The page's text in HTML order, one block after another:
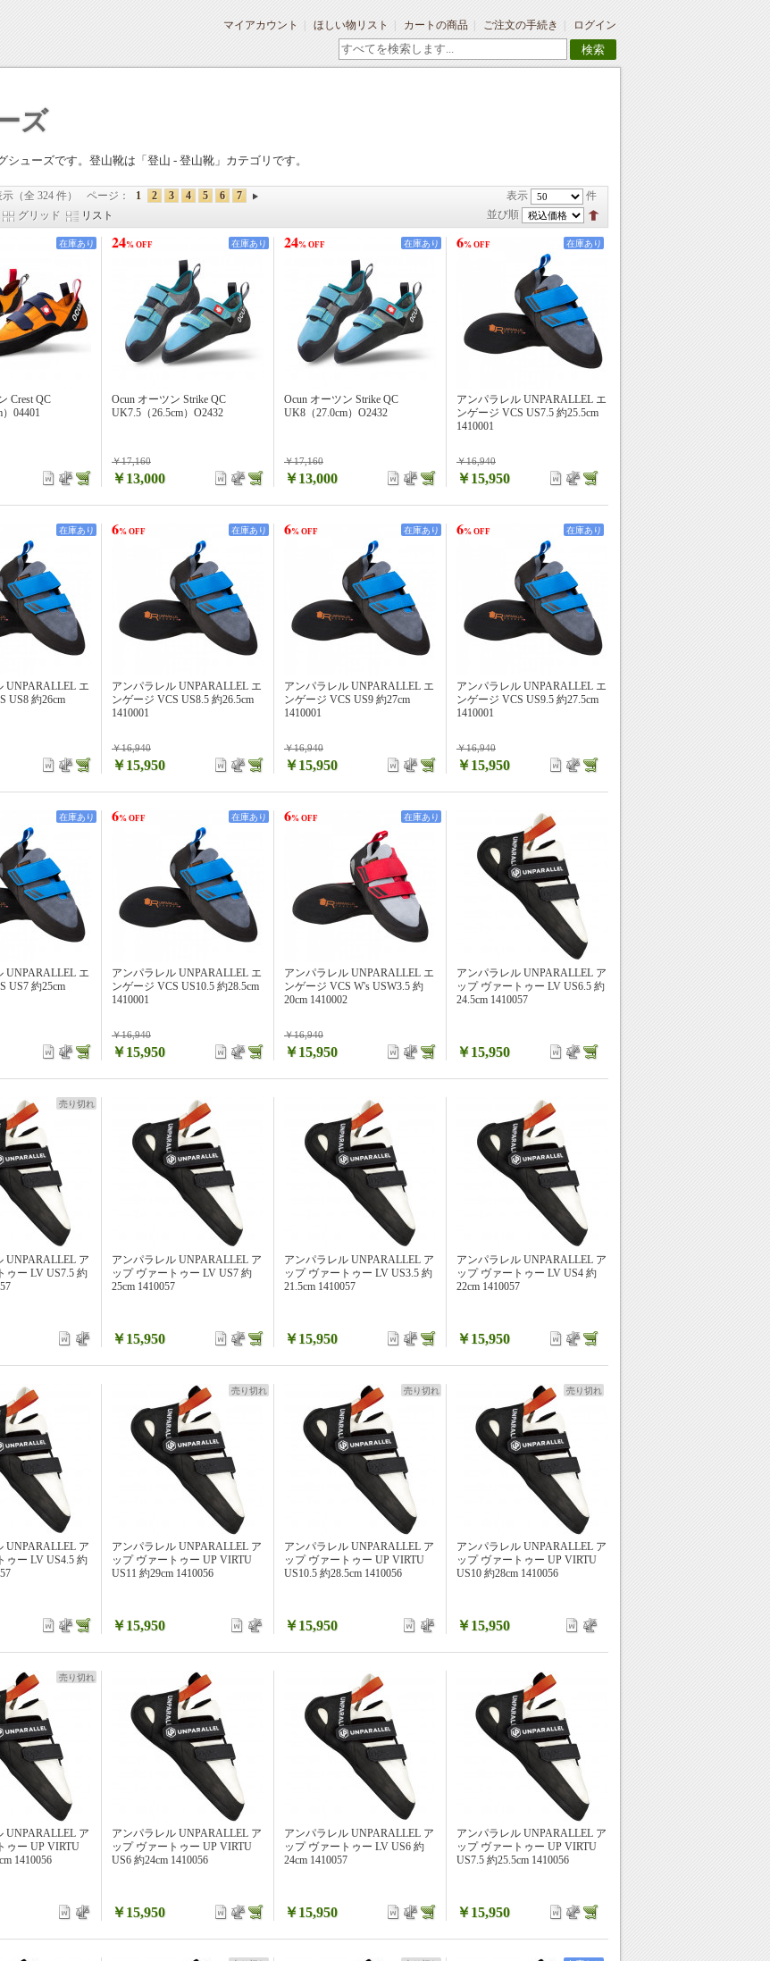
マイアカウント ほしい物リスト カートの商品 ご注文の手続き ログイン
検索
ズ
シューズです。登山靴は「登山 - 登山靴」カテゴリです。
（全 324 件） 表示 件
ページ： 1 2 3 4 5 6
7
グリッド リスト 並び順
Crest QC
04401
在庫あり
Ocun オーツン Strike QC
UK7.5（26.5cm）O2432
￥17,160
24% OFF
￥13,000
在庫あり
Ocun オーツン Strike QC
UK8（27.0cm）O2432
￥17,160
24% OFF
￥13,000
在庫あり
アンパラレル UNPARALLEL エ
ンゲージ VCS US7.5 約25.5cm
1410001
￥16,940
6% OFF
￥15,950
在庫あり
UNPARALLEL エ
US8 約26cm
在庫あり
アンパラレル UNPARALLEL エ
ンゲージ VCS US8.5 約26.5cm
1410001
￥16,940
6% OFF
￥15,950
在庫あり
アンパラレル UNPARALLEL エ
ンゲージ VCS US9 約27cm
1410001
￥16,940
6% OFF
￥15,950
在庫あり
アンパラレル UNPARALLEL エ
ンゲージ VCS US9.5 約27.5cm
1410001
￥16,940
6% OFF
￥15,950
在庫あり
UNPARALLEL エ
US7 約25cm
在庫あり
アンパラレル UNPARALLEL エ
ンゲージ VCS US10.5 約28.5cm
1410001
￥16,940
6% OFF
￥15,950
在庫あり
アンパラレル UNPARALLEL エ
ンゲージ VCS W's USW3.5 約
20cm 1410002
￥16,940
6% OFF
￥15,950
在庫あり
アンパラレル UNPARALLEL ア
ップ ヴァートゥー LV US6.5 約
24.5cm 1410057
￥15,950
UNPARALLEL ア
ゥー LV US7.5 約
売り切れ
アンパラレル UNPARALLEL ア
ップ ヴァートゥー LV US7 約
25cm 1410057
￥15,950
アンパラレル UNPARALLEL ア
ップ ヴァートゥー LV US3.5 約
21.5cm 1410057
￥15,950
アンパラレル UNPARALLEL ア
ップ ヴァートゥー LV US4 約
22cm 1410057
￥15,950
UNPARALLEL ア
ゥー LV US4.5 約
アンパラレル UNPARALLEL ア
ップ ヴァートゥー UP VIRTU
US11 約29cm 1410056
￥15,950
売り切れ
アンパラレル UNPARALLEL ア
ップ ヴァートゥー UP VIRTU
US10.5 約28.5cm 1410056
￥15,950
売り切れ
アンパラレル UNPARALLEL ア
ップ ヴァートゥー UP VIRTU
US10 約28cm 1410056
￥15,950
売り切れ
UNPARALLEL ア
ゥー UP VIRTU
1410056
売り切れ
アンパラレル UNPARALLEL ア
ップ ヴァートゥー UP VIRTU
US6 約24cm 1410056
￥15,950
アンパラレル UNPARALLEL ア
ップ ヴァートゥー LV US6 約
24cm 1410057
￥15,950
アンパラレル UNPARALLEL ア
ップ ヴァートゥー UP VIRTU
US7.5 約25.5cm 1410056
￥15,950